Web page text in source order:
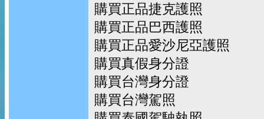
購買正品捷克護照
購買正品巴西護照
購買正品愛沙尼亞護照
購買真假身分證
購買台灣身分證
購買台灣駕照